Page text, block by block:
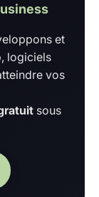
et
logiciels
vos
sous